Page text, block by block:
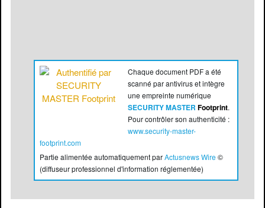
Chaque document PDF a été
scanné par antivirus et intègre
une empreinte numérique
SECURITY MASTER Footprint.
Pour contrôler son authenticité :
www.security-master-
footprint.com
Partie alimentée automatiquement parActusnews Wire©
(diffuseur professionnel d'information réglementée)